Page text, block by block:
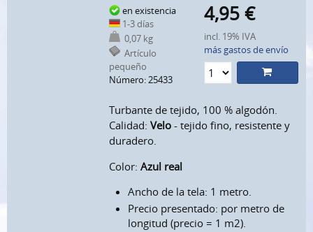
en existencia
1-3 días
0,07 kg
Artículo
pequeño
Número: 25433
4,95 €
incl. 19% IVA
más gastos de envío
Turbante de tejido, 100 % algodón.
Calidad:Velo - tejido fino, resistente y
duradero.
Color:Azul real
Ancho de la tela: 1 metro.
Precio presentado: por metro de
longitud (precio = 1 m2).